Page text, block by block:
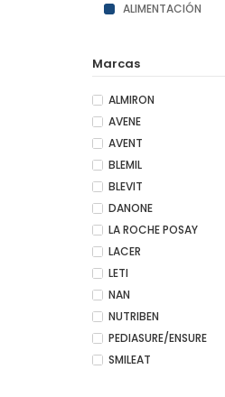
ALIMENTACIÓN
Marcas
ALMIRON
AVENE
AVENT
BLEMIL
BLEVIT
DANONE
LA ROCHE POSAY
LACER
LETI
NAN
NUTRIBEN
PEDIASURE/ENSURE
SMILEAT